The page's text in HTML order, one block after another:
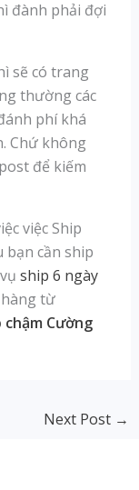
đành phải đợi
sẽ có trang
thường các
phí khá
Chứ không
để kiếm
việc Ship
bạn cần ship
ship 6 ngày
từ
chậm Cường
Next Post →